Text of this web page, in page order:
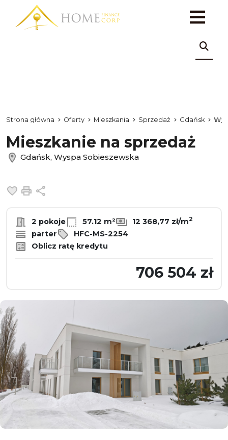
Strona główna Oferty Mieszkania Sprzedaż Gdańsk
Mieszkanie na sprzedaż
Gdańsk, Wyspa Sobieszewska
Dodaj do ulubionych
Drukuj
2 pokoje 57.12 m² 12 368,77 zł/m2
parter
HFC-MS-2254
Oblicz ratę kredytu
706 504 zł